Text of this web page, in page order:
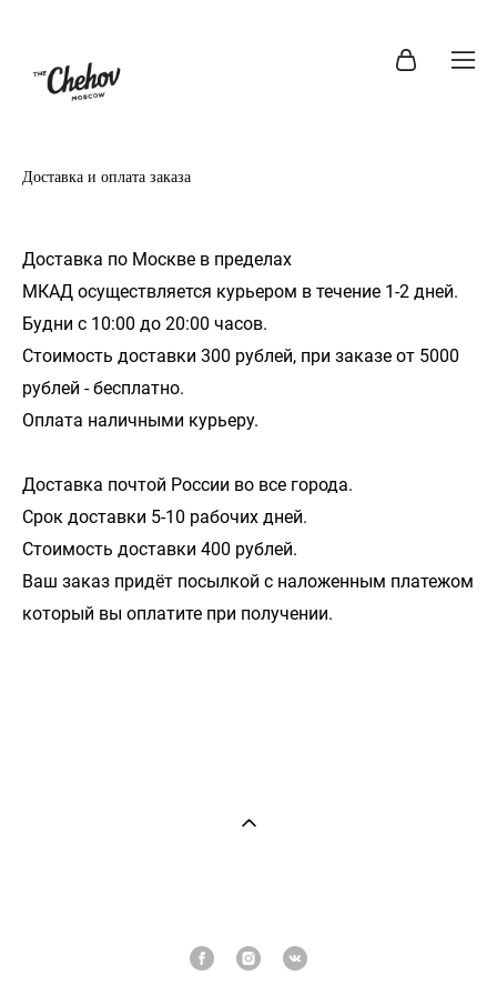
Доставка и оплата заказа
Доставка по Москве в пределах
МКАД осуществляется курьером в течение 1-2 дней.
Будни с 10:00 до 20:00 часов.
Стоимость доставки 300 рублей, при заказе от 5000
рублей - бесплатно.
Оплата наличными курьеру.
Доставка почтой России во все города.
Срок доставки 5-10 рабочих дней.
Стоимость доставки 400 рублей.
Ваш заказ придёт посылкой с наложенным платежом
который вы оплатите при получении.